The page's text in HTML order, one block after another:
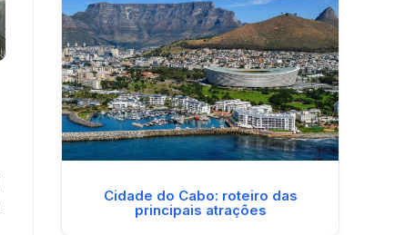
Cidade do Cabo: roteiro das
principais atrações